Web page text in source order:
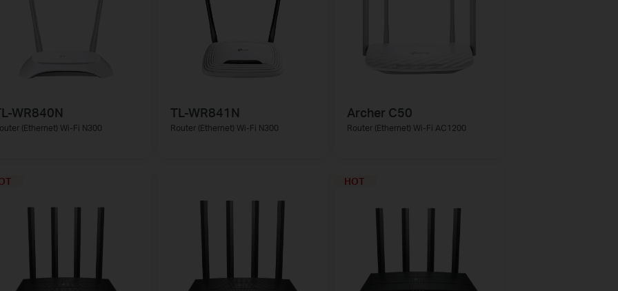
WR840N
(Ethernet) Wi-Fi N300
TL-WR841N
Router (Ethernet) Wi-Fi N300
Archer C50
Router (Ethernet) Wi-Fi AC1200
HOT